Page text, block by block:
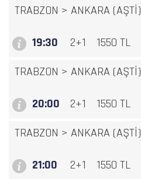
19:30
TRABZON > ANKARA (AŞTİ)
2+1 1550 TL
20:00
TRABZON > ANKARA (AŞTİ)
2+1 1550 TL
21:00
TRABZON > ANKARA (AŞTİ)
2+1 1550 TL